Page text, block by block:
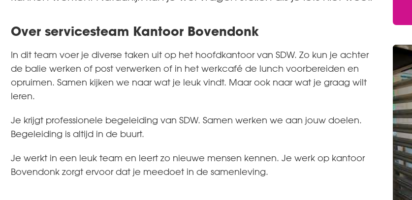
Over servicesteam Kantoor Bovendonk
In dit team voer je diverse taken uit op het hoofdkantoor van SDW. Zo kun je achter
de balie werken of post verwerken of in het werkcafé de lunch voorbereiden en
opruimen. Samen kijken we naar wat je leuk vindt. Maar ook naar wat je graag wilt
leren.
Je krijgt professionele begeleiding van SDW. Samen werken we aan jouw doelen.
Begeleiding is altijd in de buurt.
Je werkt in een leuk team en leert zo nieuwe mensen kennen. Je werk op kantoor
Bovendonk zorgt ervoor dat je meedoet in de samenleving.